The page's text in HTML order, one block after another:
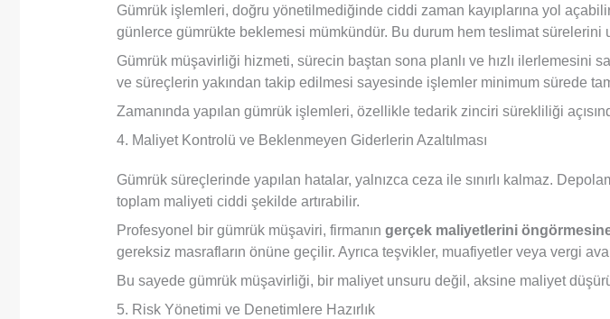
Gümrük işlemleri, doğru yönetilmediğinde ciddi zaman kayıplarına yol
günlerce gümrükte beklemesi mümkündür. Bu durum hem teslimat sürelerini
Gümrük müşavirliği hizmeti, sürecin baştan sona planlı ve hızlı ilerlemesini
ve süreçlerin yakından takip edilmesi sayesinde işlemler minimum sürede
Zamanında yapılan gümrük işlemleri, özellikle tedarik zinciri sürekliliği
4. Maliyet Kontrolü ve Beklenmeyen Giderlerin Azaltılması
Gümrük süreçlerinde yapılan hatalar, yalnızca ceza ile sınırlı kalmaz.
toplam maliyeti ciddi şekilde artırabilir.
Profesyonel bir gümrük müşaviri, firmanın gerçek maliyetlerini
gereksiz masrafların önüne geçilir. Ayrıca teşvikler, muafiyetler veya vergi
Bu sayede gümrük müşavirliği, bir maliyet unsuru değil, aksine maliyet
5. Risk Yönetimi ve Denetimlere Hazırlık